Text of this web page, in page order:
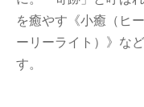
を癒やす《小癒（ヒ
ーリーライト）》な
す。